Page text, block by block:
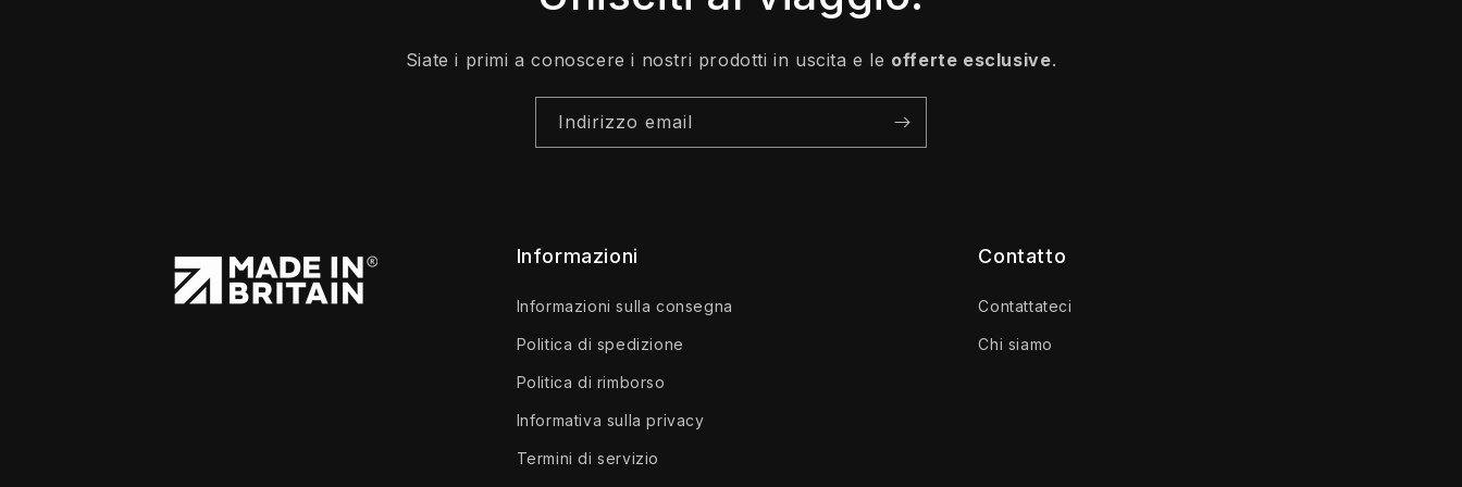
Siate i primi a conoscere i nostri prodotti in uscita e le offerte esclusive.
Indirizzo email
Informazioni
Informazioni sulla consegna
Politica di spedizione
Politica di rimborso
Informativa sulla privacy
Termini di servizio
Contatto
Contattateci
Chi siamo